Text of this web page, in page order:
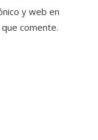
y web en
comente.